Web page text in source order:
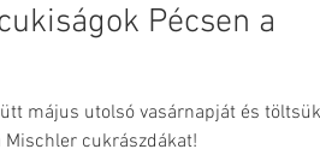
Pécsen a
május utolsó vasárnapját és töltsük
Mischler cukrászdákat!